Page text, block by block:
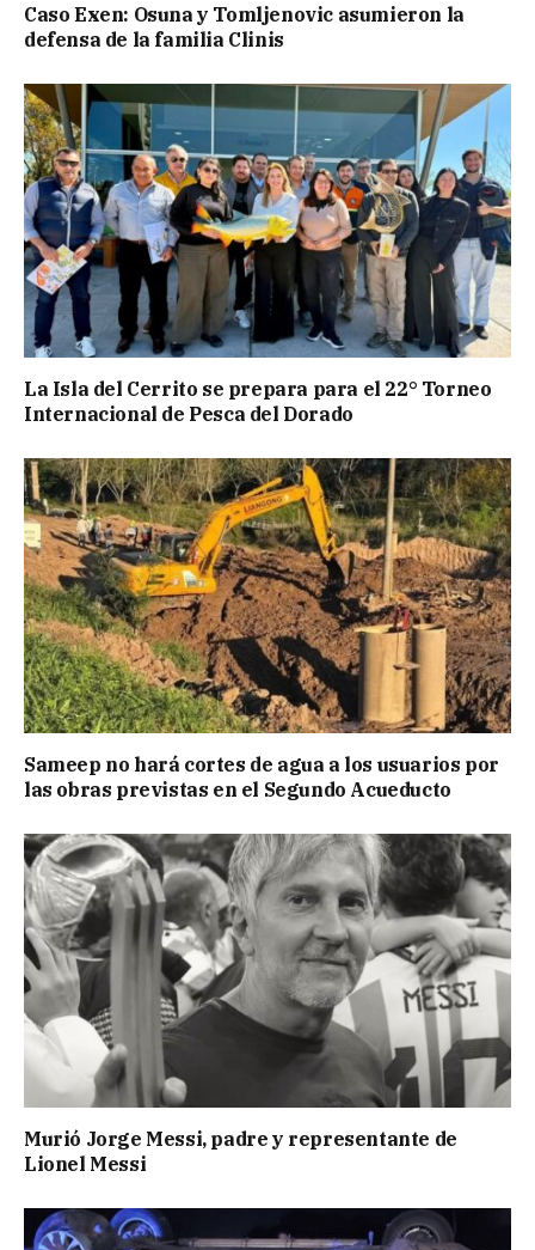
Caso Exen: Osuna y Tomljenovic asumieron la
defensa de la familia Clinis
La Isla del Cerrito se prepara para el 22° Torneo
Internacional de Pesca del Dorado
Sameep no hará cortes de agua a los usuarios por
las obras previstas en el Segundo Acueducto
Murió Jorge Messi, padre y representante de
Lionel Messi